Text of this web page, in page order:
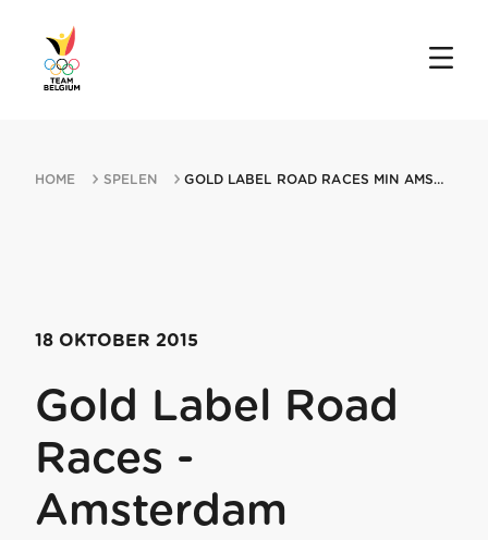
HOME SPELEN GOLD LABEL ROAD RACES MIN AMSTERDAM MARATHON 18102015 AMSTERDAM
18 OKTOBER 2015
Gold Label Road
Races -
Amsterdam